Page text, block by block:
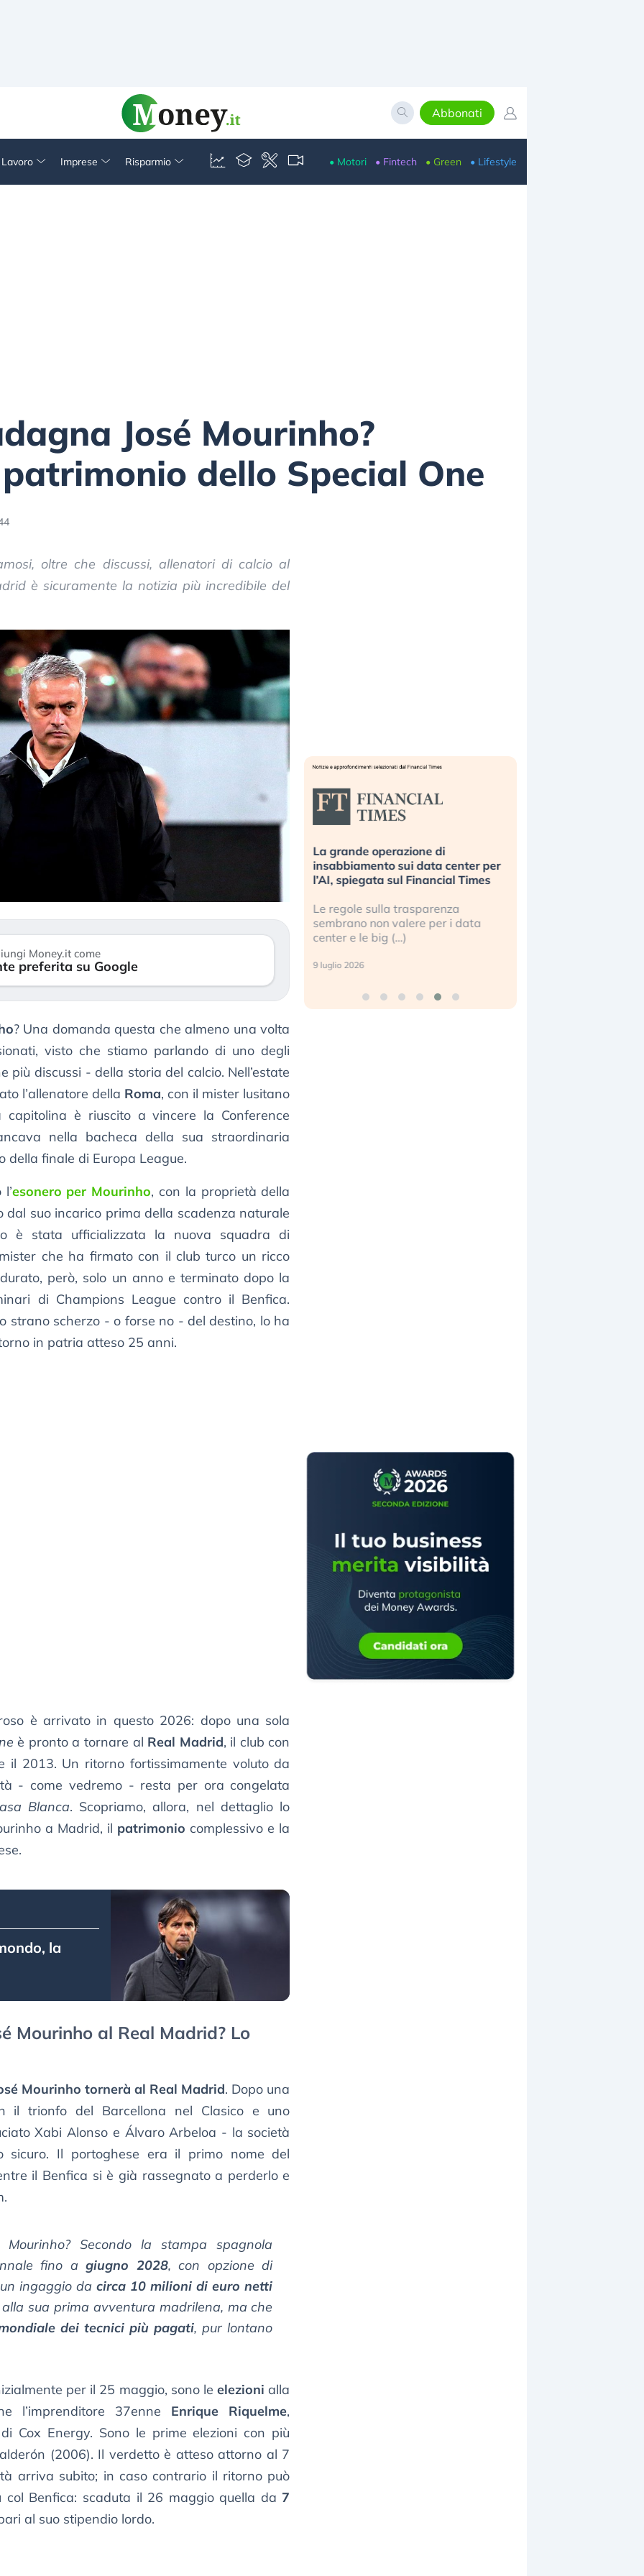
Abbonati
Imprese Risparmio • Motori • Fintech • Green • Lifestyle
José Mourinho?
dello Special One
oltre che discussi, allenatori di calcio al
è sicuramente la notizia più incredibile del
Money.it come
preferita su Google
? Una domanda questa che almeno una volta
visto che stiamo parlando di uno degli
discussi - della storia del calcio. Nell’estate
l’allenatore della Roma, con il mister lusitano
è riuscito a vincere la Conference
nella bacheca della sua straordinaria
finale di Europa League.
esonero per Mourinho, con la proprietà della
dal suo incarico prima della scadenza naturale
è stata ufficializzata la nuova squadra di
che ha firmato con il club turco un ricco
però, solo un anno e terminato dopo la
di Champions League contro il Benfica.
strano scherzo - o forse no - del destino, lo ha
in patria atteso 25 anni.
è arrivato in questo 2026: dopo una sola
è pronto a tornare al Real Madrid, il club con
2013. Un ritorno fortissimamente voluto da
- come vedremo - resta per ora congelata
Blanca. Scopriamo, allora, nel dettaglio lo
a Madrid, il patrimonio complessivo e la
la
Mourinho al Real Madrid? Lo
Mourinho tornerà al Real Madrid. Dopo una
il trionfo del Barcellona nel Clasico e uno
Xabi Alonso e Álvaro Arbeloa - la società
sicuro. Il portoghese era il primo nome del
il Benfica si è già rassegnato a perderlo e
Secondo la stampa spagnola
fino agiugno 2028, con opzione di
ingaggio da circa 10 milioni di euro netti
sua prima avventura madrilena, ma che
dei tecnici più pagati, pur lontano
per il 25 maggio, sono leelezioni alla
l’imprenditore 37enne Enrique Riquelme,
Cox Energy. Sono le prime elezioni con più
(2006). Il verdetto è atteso attorno al 7
arriva subito; in caso contrario il ritorno può
col Benfica: scaduta il 26 maggio quella da 7
al suo stipendio lordo.
più
sta
Russia e Cina pronti a spegnere
Starlink. Gli investitori stanno
sottovalutando il rischio?
ignorare il rischio geopolitico: il (…)
17 luglio 2026
La grande operazione di
insabbiamento sui data center per
l’AI, spiegata sul Financial Times
Le regole sulla trasparenza
sembrano non valere per i data
center e le big (…)
9 luglio 2026